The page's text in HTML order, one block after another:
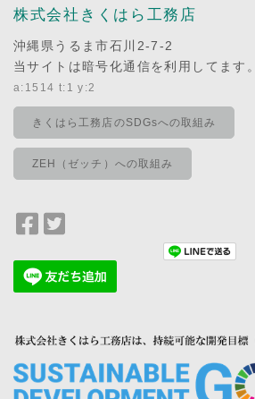
株式会社きくはら工務店
沖縄県うるま市石川2-7-2
当サイトは暗号化通信を利用してます。
a:1514 t:1 y:2
きくはら工務店のSDGsへの取組み
ZEH（ゼッチ）への取組み
Facebook
シ
ェ
シ
ェ